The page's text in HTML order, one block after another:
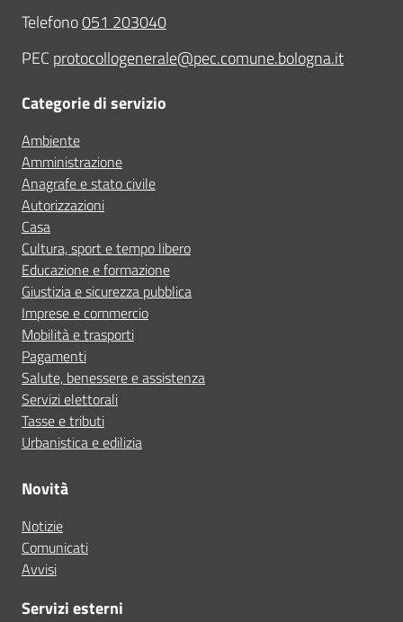
Telefono051 203040
PEC protocollogenerale@pec.comune.bologna.it
Categorie di servizio
Ambiente
Amministrazione
Anagrafe e stato civile
Autorizzazioni
Casa
Cultura, sport e tempo libero
Educazione e formazione
Giustizia e sicurezza pubblica
Imprese e commercio
Mobilità e trasporti
Pagamenti
Salute, benessere e assistenza
Servizi elettorali
Tasse e tributi
Urbanistica e edilizia
Novità
Notizie
Comunicati
Avvisi
Servizi esterni